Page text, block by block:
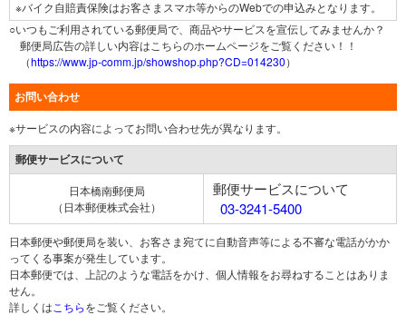
※バイク自賠責保険はお客さまスマホ等からのWebでの申込みとなります。
○いつもご利用されている郵便局で、商品やサービスを宣伝してみませんか？
郵便局広告の詳しい内容はこちらのホームページをご覧ください！！
（https://www.jp-comm.jp/showshop.php?CD=014230）
お問い合わせ
※サービスの内容によってお問い合わせ先が異なります。
郵便サービスについて
日本橋南郵便局
（日本郵便株式会社）
郵便サービスについて
03-3241-5400
日本郵便や郵便局を装い、お客さま宛てに自動音声等による不審な電話がかか
ってくる事案が発生しています。
日本郵便では、上記のような電話をかけ、個人情報をお尋ねすることはありま
せん。
詳しくは こちらをご覧ください。